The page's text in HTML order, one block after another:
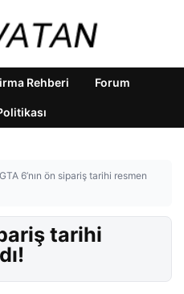
Rehberi Forum
GTA 6’nın ön sipariş tarihi resmen
tarihi